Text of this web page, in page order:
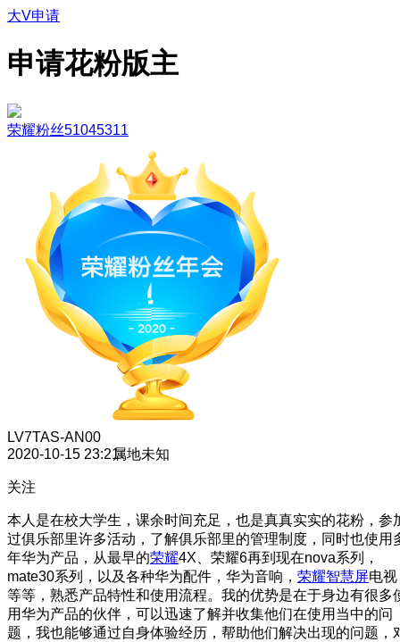
大V申请
申请花粉版主
荣耀粉丝51045311
LV7TAS-AN00
2020-10-15 23:21属地未知
关注
本人是在校大学生，课余时间充足，也是真真实实的花粉，参
过俱乐部里许多活动，了解俱乐部里的管理制度，同时也使用
年华为产品，从最早的荣耀4X、荣耀6再到现在nova系列，
mate30系列，以及各种华为配件，华为音响， 荣耀智慧屏电视
等等，熟悉产品特性和使用流程。我的优势是在于身边有很多
用华为产品的伙伴，可以迅速了解并收集他们在使用当中的问
题，我也能够通过自身体验经历，帮助他们解决出现的问题，